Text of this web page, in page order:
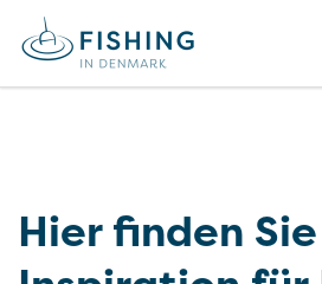
Hier finden Sie